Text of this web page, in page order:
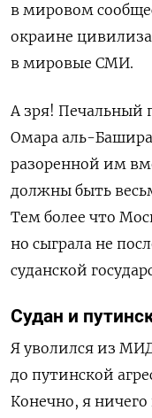
в мировом
окраине
в мировые СМИ.
А зря! Печальный
Омара аль-
разоренной им
должны быть
Тем более что
но сыграла не
суданской
Судан и
Я уволился из
до путинской
Конечно, я